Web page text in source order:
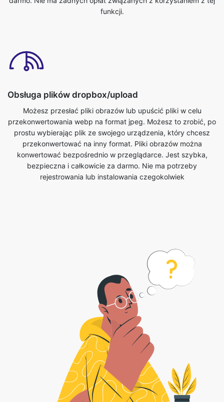
Obsługa plików dropbox/upload
Możesz przesłać pliki obrazów lub upuścić pliki w celu
prostu wybierając plik ze swojego urządzenia, który chcesz
przekonwertować na inny format. Pliki obrazów można
konwertować bezpośrednio w przeglądarce. Jest szybka,
bezpieczna i całkowicie za darmo. Nie ma potrzeby
rejestrowania lub instalowania czegokolwiek